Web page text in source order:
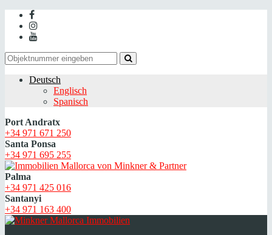
Deutsch
Englisch
Spanisch
Port Andratx
+34 971 671 250
Santa Ponsa
+34 971 695 255
Palma
+34 971 425 016
Santanyi
+34 971 163 400